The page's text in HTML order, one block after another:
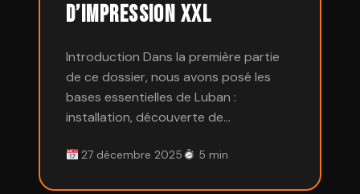
d’impression XXL
Introduction Dans la première partie
de ce dossier, nous avons posé les
bases essentielles de Luban :
installation, découverte de…
27 décembre 2025 5 min